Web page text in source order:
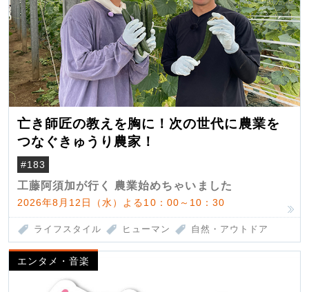
亡き師匠の教えを胸に！次の世代に農業を
つなぐきゅうり農家！
#183
工藤阿須加が行く 農業始めちゃいました
2026年8月12日（水）よる10：00～10：30
ライフスタイル ヒューマン 自然・アウトドア
エンタメ・音楽